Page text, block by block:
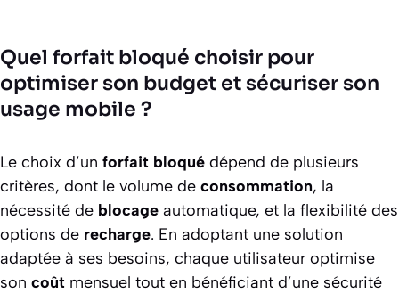
Quel forfait bloqué choisir pour
optimiser son budget et sécuriser son
usage mobile ?
Le choix d’un forfait bloqué dépend de plusieurs
critères, dont le volume de consommation, la
nécessité de blocage automatique, et la flexibilité des
options de recharge. En adoptant une solution
adaptée à ses besoins, chaque utilisateur optimise
son coût mensuel tout en bénéficiant d’une sécurité